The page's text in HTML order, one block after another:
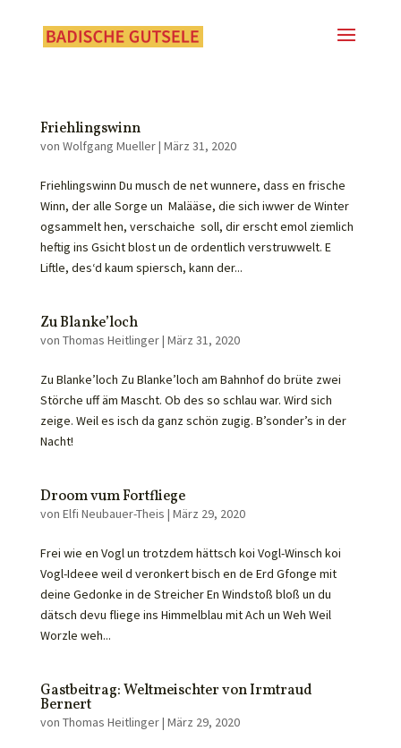
Friehlingswinn
von Wolfgang Mueller| März 31, 2020
Friehlingswinn Du musch de net wunnere, dass en frische
Winn, der alle Sorge un Malääse, die sich iwwer de Winter
ogsammelt hen, verschaiche soll, dir erscht emol ziemlich
heftig ins Gsicht blost un de ordentlich verstruwwelt. E
Liftle, des‘d kaum spiersch, kann der...
Zu Blanke’loch
von Thomas Heitlinger| März 31, 2020
Zu Blanke’loch Zu Blanke’loch am Bahnhof do brüte zwei
Störche uff äm Mascht. Ob des so schlau war. Wird sich
zeige. Weil es isch da ganz schön zugig. B’sonder’s in der
Nacht!
Droom vum Fortfliege
von Elfi Neubauer-Theis | März 29, 2020
Frei wie en Vogl un trotzdem hättsch koi Vogl-Winsch koi
Vogl-Ideee weil d veronkert bisch en de Erd Gfonge mit
deine Gedonke in de Streicher En Windstoß bloß un du
dätsch devu fliege ins Himmelblau mit Ach un Weh Weil
Worzle weh...
Gastbeitrag: Weltmeischter von Irmtraud
Bernert
von Thomas Heitlinger| März 29, 2020